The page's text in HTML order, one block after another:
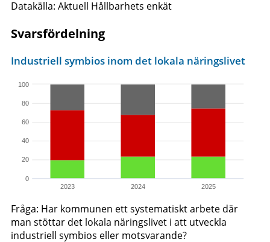
Datakälla: Aktuell Hållbarhets enkät
Svarsfördelning
2023 2024 2025
0
20
40
60
80
100
Industriell symbios inom det lokala näringslivet
Fråga: Har kommunen ett systematiskt arbete där
man stöttar det lokala näringslivet i att utveckla
industriell symbios eller motsvarande?